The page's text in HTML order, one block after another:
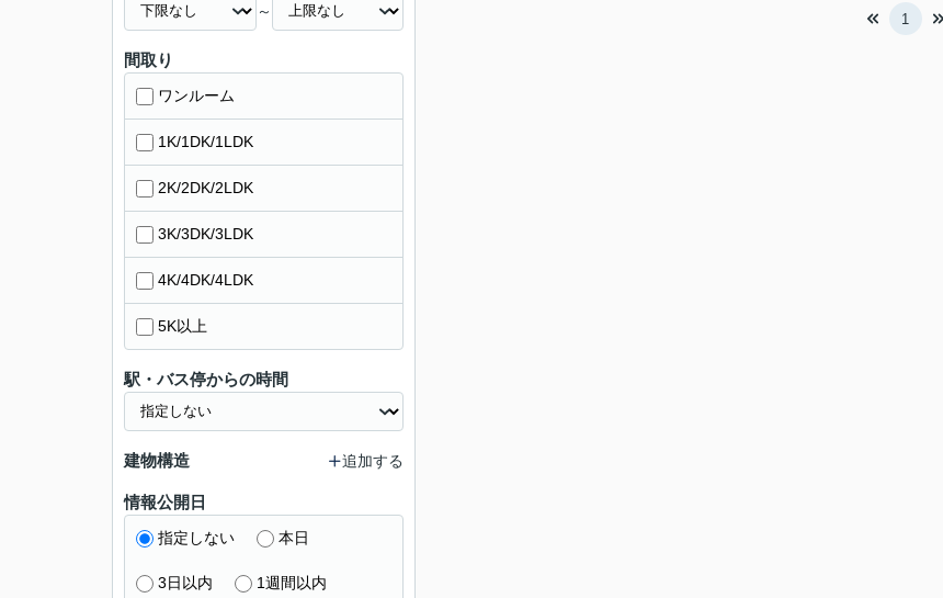
1
～
間取り
ワンルーム
1K/1DK/1LDK
2K/2DK/2LDK
3K/3DK/3LDK
4K/4DK/4LDK
5K以上
駅・バス停からの時間
建物構造 追加する
情報公開日
指定しない 本日
3日以内 1週間以内